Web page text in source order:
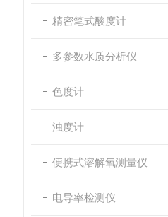
精密笔式酸度计
多参数水质分析仪
色度计
浊度计
便携式溶解氧测量仪
电导率检测仪